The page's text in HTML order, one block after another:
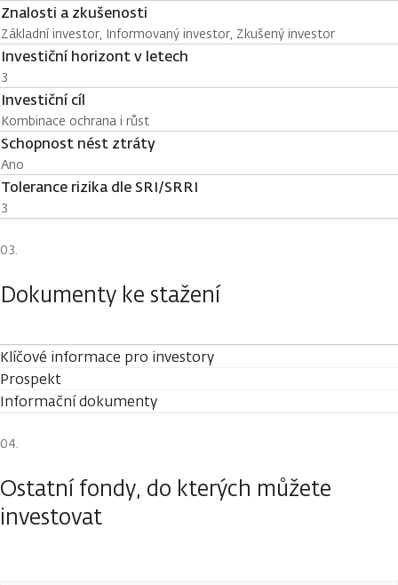
Znalosti a zkušenosti
Základní investor, Informovaný investor, Zkušený investor
Investiční horizont v letech
3
Investiční cíl
Kombinace ochrana i růst
Schopnost nést ztráty
Ano
Tolerance rizika dle SRI/SRRI
3
Dokumenty ke stažení
Klíčové informace pro investory
Prospekt
Informační dokumenty
Ostatní fondy, do kterých můžete
investovat